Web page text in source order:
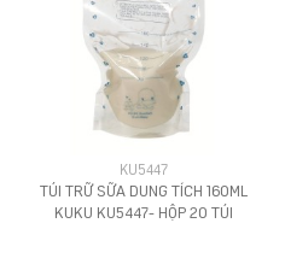
KU5447
TÚI TRỮ SỮA DUNG TÍCH 160ML
KUKU KU5447- HỘP 20 TÚI